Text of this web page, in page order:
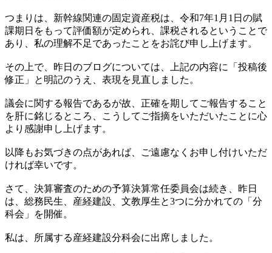
つまりは、新幹線関連の固定資産税は、令和7年1月1日の賦
課期日をもって評価額が定められ、課税されるということで
あり、私の理解不足であったことをお詫び申し上げます。
その上で、昨日のブログについては、上記の内容に「投稿後
修正」と明記のうえ、表現を見直しました。
議会に関する報告であるが故、正確を期してご報告すること
を肝に銘じるところ、こうしてご指摘をいただいたことに心
より感謝申し上げます。
以降もお気づきの点があれば、ご遠慮なくお申し付けいただ
ければ幸いです。
さて、決算審査のための予算決算常任委員会は続き、昨日
は、総務民生、産経建設、文教厚生と3つに分かれての「分
科会」を開催。
私は、所属する産経建設分科会に出席しました。